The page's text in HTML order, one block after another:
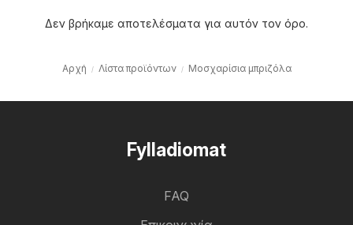
Δεν βρήκαμε αποτελέσματα για αυτόν τον όρο.
Αρχή Λίστα προϊόντων Μοσχαρίσια μπριζόλα
Fylladiomat
FAQ